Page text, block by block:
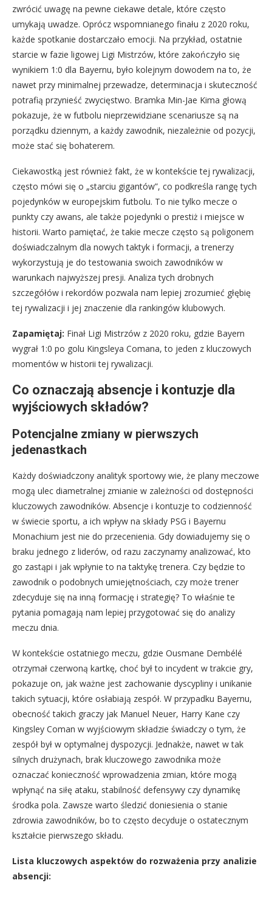
zwrócić uwagę na pewne ciekawe detale, które często
umykają uwadze. Oprócz wspomnianego finału z 2020 roku,
każde spotkanie dostarczało emocji. Na przykład, ostatnie
starcie w fazie ligowej Ligi Mistrzów, które zakończyło się
wynikiem 1:0 dla Bayernu, było kolejnym dowodem na to, że
nawet przy minimalnej przewadze, determinacja i skuteczność
potrafią przynieść zwycięstwo. Bramka Min-Jae Kima głową
pokazuje, że w futbolu nieprzewidziane scenariusze są na
porządku dziennym, a każdy zawodnik, niezależnie od pozycji,
może stać się bohaterem.
Ciekawostką jest również fakt, że w kontekście tej rywalizacji,
często mówi się o „starciu gigantów”, co podkreśla rangę tych
pojedynków w europejskim futbolu. To nie tylko mecze o
punkty czy awans, ale także pojedynki o prestiż i miejsce w
historii. Warto pamiętać, że takie mecze często są poligonem
doświadczalnym dla nowych taktyk i formacji, a trenerzy
wykorzystują je do testowania swoich zawodników w
warunkach najwyższej presji. Analiza tych drobnych
szczegółów i rekordów pozwala nam lepiej zrozumieć głębię
tej rywalizacji i jej znaczenie dla rankingów klubowych.
Zapamiętaj: Finał Ligi Mistrzów z 2020 roku, gdzie Bayern
wygrał 1:0 po golu Kingsleya Comana, to jeden z kluczowych
momentów w historii tej rywalizacji.
Co oznaczają absencje i kontuzje dla
wyjściowych składów?
Potencjalne zmiany w pierwszych
jedenastkach
Każdy doświadczony analityk sportowy wie, że plany meczowe
mogą ulec diametralnej zmianie w zależności od dostępności
kluczowych zawodników. Absencje i kontuzje to codzienność
w świecie sportu, a ich wpływ na składy PSG i Bayernu
Monachium jest nie do przecenienia. Gdy dowiadujemy się o
braku jednego z liderów, od razu zaczynamy analizować, kto
go zastąpi i jak wpłynie to na taktykę trenera. Czy będzie to
zawodnik o podobnych umiejętnościach, czy może trener
zdecyduje się na inną formację i strategię? To właśnie te
pytania pomagają nam lepiej przygotować się do analizy
meczu dnia.
W kontekście ostatniego meczu, gdzie Ousmane Dembélé
otrzymał czerwoną kartkę, choć był to incydent w trakcie gry,
pokazuje on, jak ważne jest zachowanie dyscypliny i unikanie
takich sytuacji, które osłabiają zespół. W przypadku Bayernu,
obecność takich graczy jak Manuel Neuer, Harry Kane czy
Kingsley Coman w wyjściowym składzie świadczy o tym, że
zespół był w optymalnej dyspozycji. Jednakże, nawet w tak
silnych drużynach, brak kluczowego zawodnika może
oznaczać konieczność wprowadzenia zmian, które mogą
wpłynąć na siłę ataku, stabilność defensywy czy dynamikę
środka pola. Zawsze warto śledzić doniesienia o stanie
zdrowia zawodników, bo to często decyduje o ostatecznym
kształcie pierwszego składu.
Lista kluczowych aspektów do rozważenia przy analizie
absencji: